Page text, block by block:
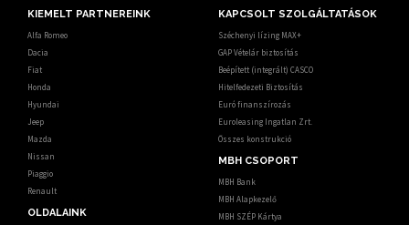
KIEMELT PARTNEREINK
Alfa Romeo
Dacia
Fiat
Honda
Hyundai
Jeep
Mazda
Nissan
Piaggio
Renault
OLDALAINK
KAPCSOLT SZOLGÁLTATÁSOK
Széchenyi lízing MAX+
GAP Vételár biztosítás
Beépített (integrált) CASCO
Hitelfedezeti Biztosítás
Euró finanszírozás
Euroleasing Ingatlan Zrt.
Összes konstrukció
MBH CSOPORT
MBH Bank
MBH Alapkezelő
MBH SZÉP Kártya